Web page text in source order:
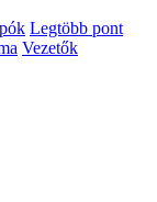
Legtöbb pont
Vezetők